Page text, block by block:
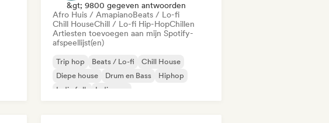
&gt; 9800 gegeven antwoorden
Afro Huis / AmapianoBeats / Lo-fi
Chill HouseChill / Lo-fi Hip-HopChillen
Artiesten toevoegen aan mijn Spotify-
afspeellijst(en)
Trip hop Beats / Lo-fi
Chill House
Diepe house
Drum en Bass
Hiphop
Indie folk
Indie pop